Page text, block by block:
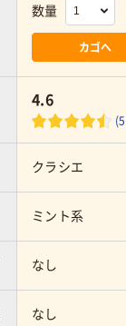
数量
カゴへ
4.6
クラシエ
ミント系
なし
なし